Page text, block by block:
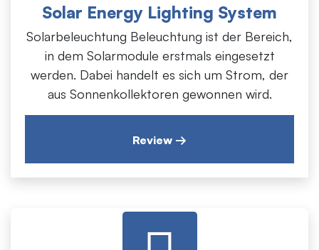
in dem Solarmodule erstmals eingesetzt
werden. Dabei handelt es sich um Strom, der
aus Sonnenkollektoren gewonnen wird.
Solar Energy Lighting System
Solarbeleuchtung Beleuchtung ist der Bereich,
in dem Solarmodule erstmals eingesetzt
werden. Dabei handelt es sich um Strom, der
aus Sonnenkollektoren gewonnen wird.
Review →